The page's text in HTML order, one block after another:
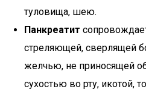
туловища, шею.
Панкреатит
стреляющей, сверлящей
желчью, не приносящей
сухостью во рту, икотой,